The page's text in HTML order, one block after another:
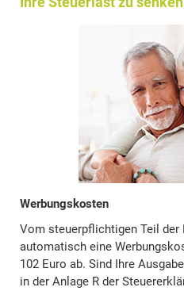
Werbungskosten
Vom steuerpflichtigen Teil der
automatisch eine
102 Euro ab. Sind Ihre
in der Anlage R der